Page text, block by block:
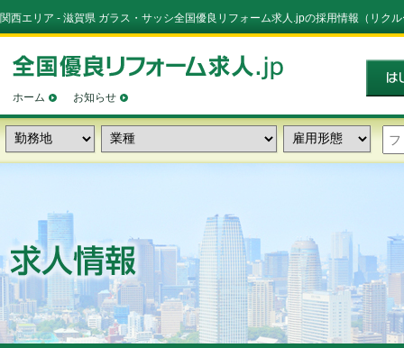
関西エリア - 滋賀県 ガラス・サッシ全国優良リフォーム求人.jpの採用情報（リク
ホーム お知らせ